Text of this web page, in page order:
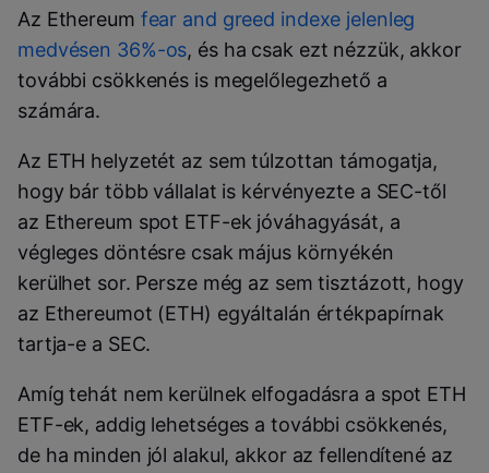
Az Ethereum fear and greed indexe jelenleg
medvésen 36%-os, és ha csak ezt nézzük, akkor
további csökkenés is megelőlegezhető a
számára.
Az ETH helyzetét az sem túlzottan támogatja,
hogy bár több vállalat is kérvényezte a SEC-től
az Ethereum spot ETF-ek jóváhagyását, a
végleges döntésre csak május környékén
kerülhet sor. Persze még az sem tisztázott, hogy
az Ethereumot (ETH) egyáltalán értékpapírnak
tartja-e a SEC.
Amíg tehát nem kerülnek elfogadásra a spot ETH
ETF-ek, addig lehetséges a további csökkenés,
de ha minden jól alakul, akkor az fellendítené az